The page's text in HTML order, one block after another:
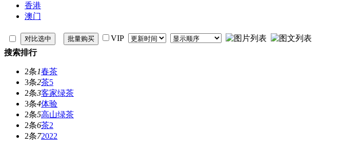
香港
澳门
VIP
搜索排行
2条1春茶
3条2茶5
2条3客家绿茶
3条4体验
2条5高山绿茶
2条6茶2
2条72022